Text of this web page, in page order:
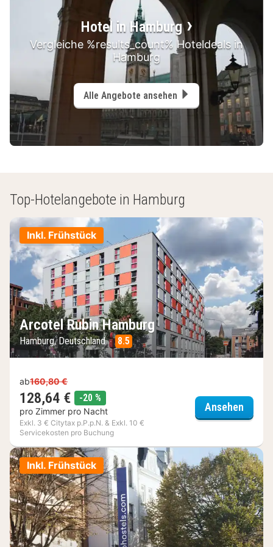
Hotel in Hamburg
Vergleiche %results_count% Hoteldeals in
Hamburg
Alle Angebote ansehen
Top-Hotelangebote in Hamburg
Inkl. Frühstück
Arcotel Rubin Hamburg
Hamburg, Deutschland 8.5
ab160,80 €
128,64 € -20 %
pro Zimmer pro Nacht
Exkl. 3 € Citytax p.P.p.N. & Exkl. 10 €
Servicekosten pro Buchung
Ansehen
Inkl. Frühstück